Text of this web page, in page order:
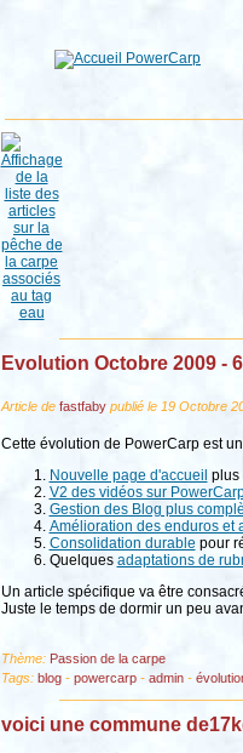
Evolution Octobre 2009 -
Article de fastfabypublié le 19 Octobre
Cette évolution de PowerCarp est
Nouvelle page d'accueil plus
V2 des vidéos sur
Gestion des Blog plus
Amélioration des enduros et
Consolidation durablepour
Quelques adaptations de
Un article spécifique va être
Juste le temps de dormir un peu
Thème: Passion de la carpe
Tags: blog- powercarp- admin-
voici une commune